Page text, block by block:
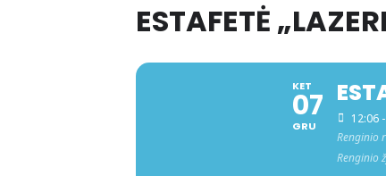
ESTAFETĖ
KET
07
GRU
12:06
Renginio
Renginio